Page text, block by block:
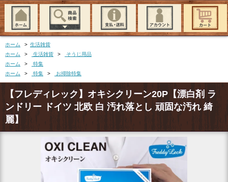
ホーム > 生活雑貨
ホーム
> 生活雑貨 >
そうじ用品
ホーム
>
特集
ホーム
> 特集 > お掃除特集
【フレディレック】オキシクリーン20P【漂白剤 ラ
ンドリー ドイツ 北欧 白 汚れ落とし 頑固な汚れ 綺
麗】